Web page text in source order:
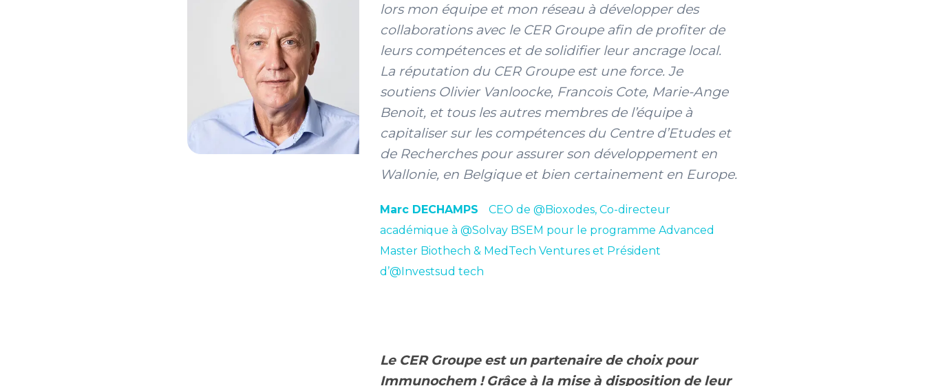
lors mon équipe et mon réseau à développer des
collaborations avec le CER Groupe afin de profiter de
leurs compétences et de solidifier leur ancrage local.
La réputation du CER Groupe est une force. Je
soutiens Olivier Vanloocke, Francois Cote, Marie-Ange
Benoit, et tous les autres membres de l’équipe à
capitaliser sur les compétences du Centre d’Etudes et
de Recherches pour assurer son développement en
Wallonie, en Belgique et bien certainement en Europe.
Marc DECHAMPS
CEO de @Bioxodes, Co-directeur
académique à @Solvay BSEM pour le programme Advanced
Master Biothech & MedTech Ventures et Président
d’@Investsud tech
Le CER Groupe est un partenaire de choix pour
Immunochem ! Grâce à la mise à disposition de leur